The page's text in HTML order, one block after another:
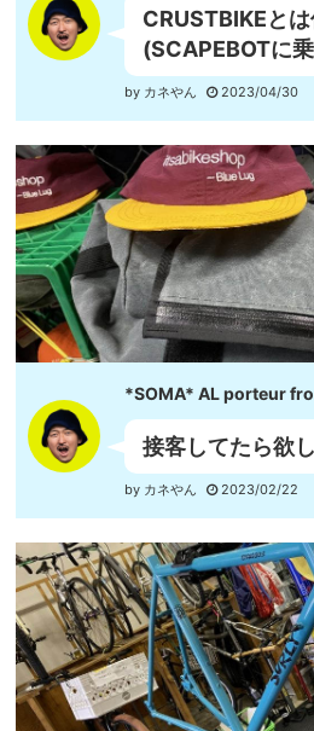
CRUSTBIKEとは
(SCAPEBOTに
by カネやん 2023/04/30
*SOMA* AL porteur
接客してたら欲
by カネやん 2023/02/22